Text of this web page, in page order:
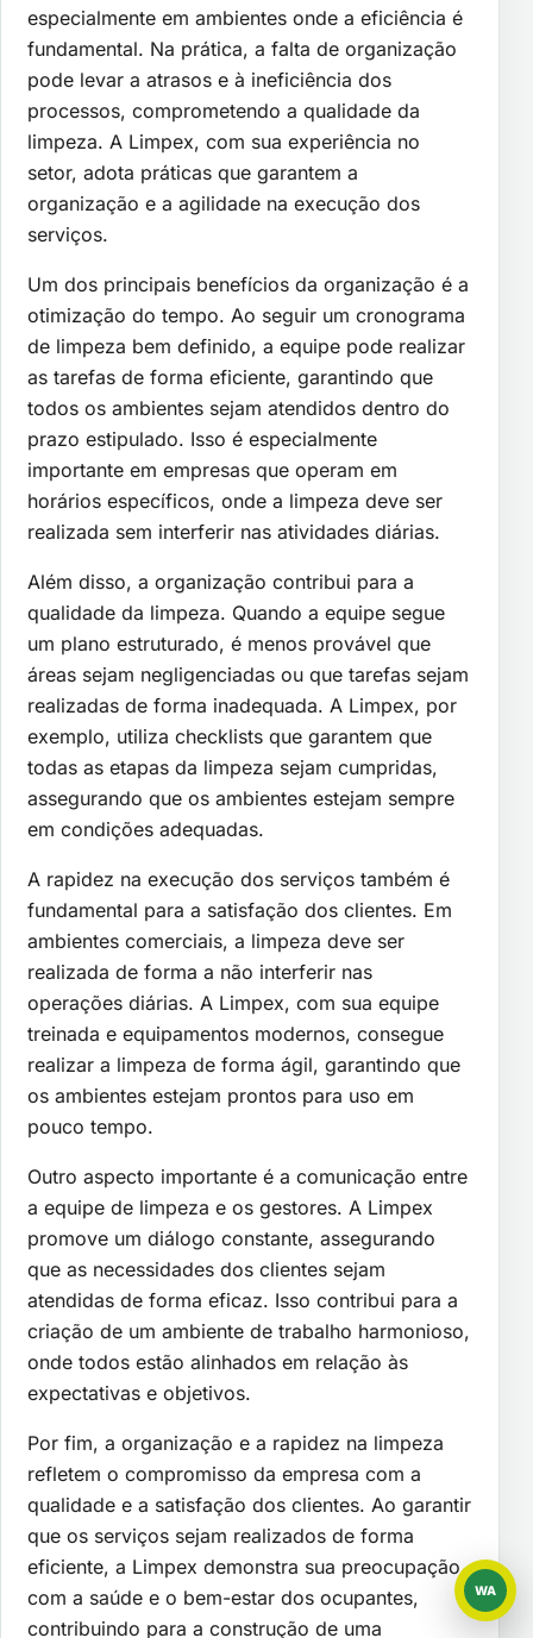
especialmente em ambientes onde a eficiência é
fundamental. Na prática, a falta de organização
pode levar a atrasos e à ineficiência dos
processos, comprometendo a qualidade da
limpeza. A Limpex, com sua experiência no
setor, adota práticas que garantem a
organização e a agilidade na execução dos
serviços.
Um dos principais benefícios da organização é a
otimização do tempo. Ao seguir um cronograma
de limpeza bem definido, a equipe pode realizar
as tarefas de forma eficiente, garantindo que
todos os ambientes sejam atendidos dentro do
prazo estipulado. Isso é especialmente
importante em empresas que operam em
horários específicos, onde a limpeza deve ser
realizada sem interferir nas atividades diárias.
Além disso, a organização contribui para a
qualidade da limpeza. Quando a equipe segue
um plano estruturado, é menos provável que
áreas sejam negligenciadas ou que tarefas sejam
realizadas de forma inadequada. A Limpex, por
exemplo, utiliza checklists que garantem que
todas as etapas da limpeza sejam cumpridas,
assegurando que os ambientes estejam sempre
em condições adequadas.
A rapidez na execução dos serviços também é
fundamental para a satisfação dos clientes. Em
ambientes comerciais, a limpeza deve ser
realizada de forma a não interferir nas
operações diárias. A Limpex, com sua equipe
treinada e equipamentos modernos, consegue
realizar a limpeza de forma ágil, garantindo que
os ambientes estejam prontos para uso em
pouco tempo.
Outro aspecto importante é a comunicação entre
a equipe de limpeza e os gestores. A Limpex
promove um diálogo constante, assegurando
que as necessidades dos clientes sejam
atendidas de forma eficaz. Isso contribui para a
criação de um ambiente de trabalho harmonioso,
onde todos estão alinhados em relação às
expectativas e objetivos.
Por fim, a organização e a rapidez na limpeza
refletem o compromisso da empresa com a
qualidade e a satisfação dos clientes. Ao garantir
que os serviços sejam realizados de forma
eficiente, a Limpex demonstra sua preocupação
com a saúde e o bem-estar dos ocupantes,
contribuindo para a construção de uma
WA